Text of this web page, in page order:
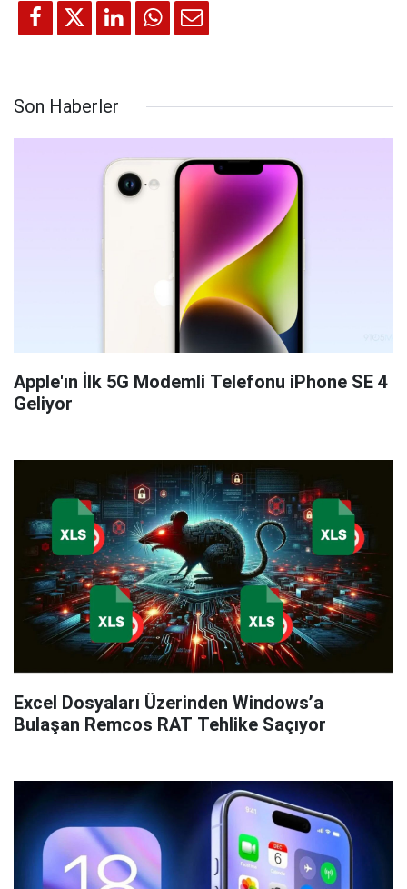
Son Haberler
Apple'ın İlk 5G Modemli Telefonu iPhone SE 4
Geliyor
Excel Dosyaları Üzerinden Windows’a
Bulaşan Remcos RAT Tehlike Saçıyor